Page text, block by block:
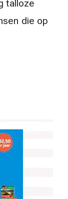
talloze
die op